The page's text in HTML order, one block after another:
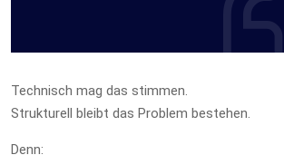
Technisch mag das stimmen.
Strukturell bleibt das Problem bestehen.
Denn: